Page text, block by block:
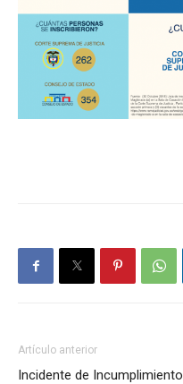
Artículo anterior
Incidente de Incumplimiento